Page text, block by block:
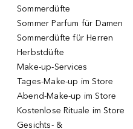
Sommerdüfte
Sommer Parfum für Damen
Sommerdüfte für Herren
Herbstdüfte
Make-up-Services
Tages-Make-up im Store
Abend-Make-up im Store
Kostenlose Rituale im Store
Gesichts- &